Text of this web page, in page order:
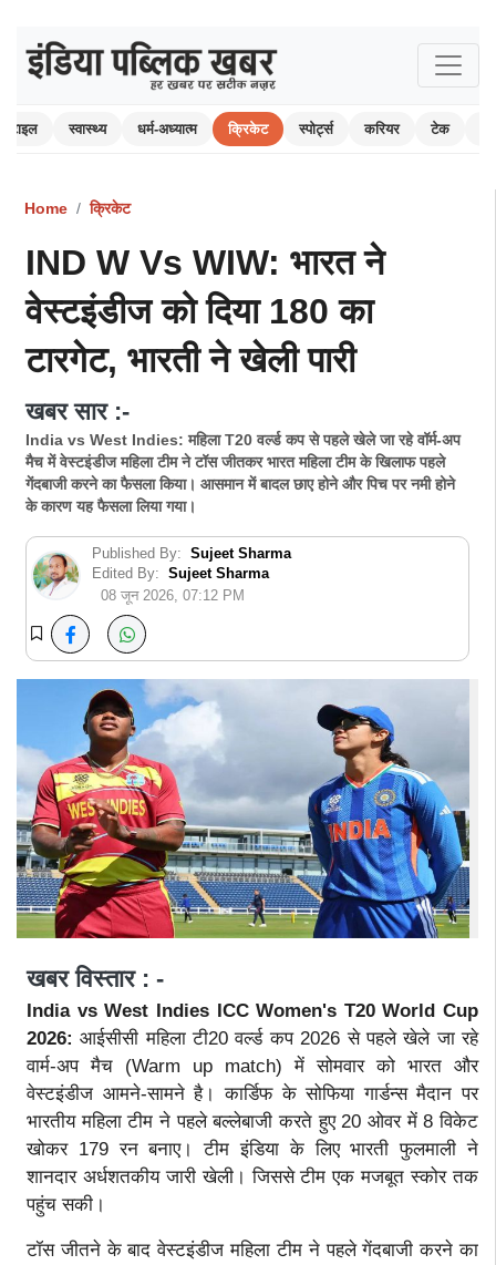
स्वास्थ्य धर्म-अध्यात्म क्रिकेट स्पोर्ट्स करियर टेक
Home क्रिकेट
IND W Vs WIW: भारत ने
वेस्टइंडीज को दिया 180 का
टारगेट, भारती ने खेली पारी
खबर सार :-
India vs West Indies: महिला T20 वर्ल्ड कप से पहले खेले जा रहे वॉर्म-अप
मैच में वेस्टइंडीज महिला टीम ने टॉस जीतकर भारत महिला टीम के खिलाफ पहले
गेंदबाजी करने का फैसला किया। आसमान में बादल छाए होने और पिच पर नमी होने
के कारण यह फैसला लिया गया।
Published By: Sujeet Sharma
Edited By: Sujeet Sharma
08 जून 2026, 07:12 PM
खबर विस्तार : -
India vs West Indies ICC Women's T20 World Cup
2026:आईसीसी महिला टी20 वर्ल्ड कप 2026 से पहले खेले जा रहे
वार्म-अप मैच (Warm up match) में सोमवार को भारत और
वेस्टइंडीज आमने-सामने है। कार्डिफ के सोफिया गार्डन्स मैदान पर
भारतीय महिला टीम ने पहले बल्लेबाजी करते हुए 20 ओवर में 8 विकेट
खोकर 179 रन बनाए। टीम इंडिया के लिए भारती फुलमाली ने
शानदार अर्धशतकीय जारी खेली। जिससे टीम एक मजबूत स्कोर तक
पहुंच सकी।
टॉस जीतने के बाद वेस्टइंडीज महिला टीम ने पहले गेंदबाजी करने का